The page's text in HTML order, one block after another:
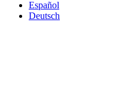
Español
Deutsch